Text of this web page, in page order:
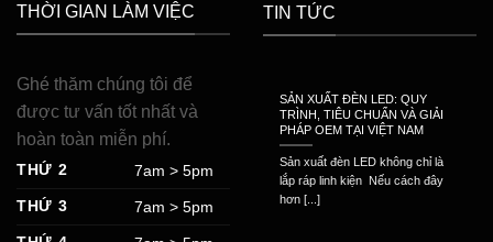
THỜI GIAN LÀM VIỆC
Ghé thăm chúng tôi để
được tư vấn tốt nhất và
hoàn toàn miễn phí.
THỨ 2
7am > 5pm
THỨ 3
7am > 5pm
TIN TỨC
SẢN XUẤT ĐÈN LED: QUY
TRÌNH, TIÊU CHUẨN VÀ GIẢI
PHÁP OEM TẠI VIỆT NAM
Sản xuất đèn LED không chỉ là
lắp ráp linh kiện Nếu cách đây
hơn [...]